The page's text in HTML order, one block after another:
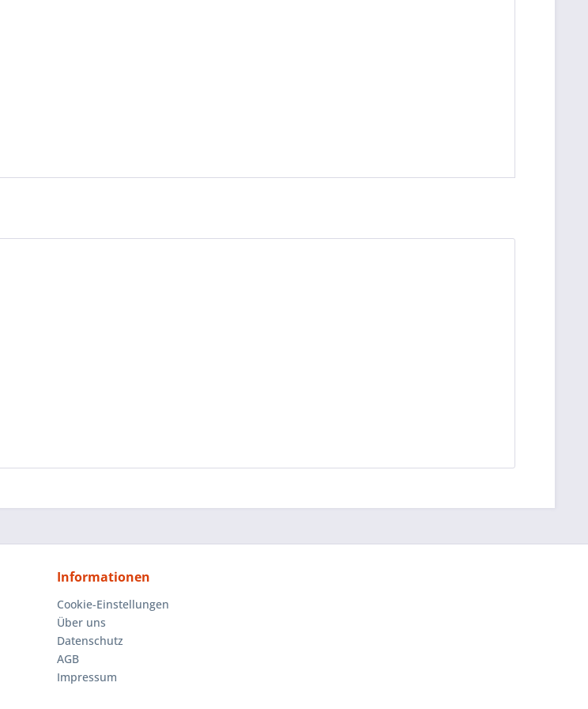
Informationen
Cookie-Einstellungen
Über uns
Datenschutz
AGB
Impressum